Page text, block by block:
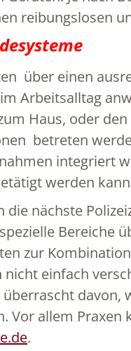
reibungslosen
über einen
Arbeitsalltag
Haus, oder
betreten
integriert
werden
nächste
Bereiche
zur
einfach
Vor allem
.